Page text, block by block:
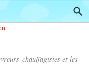
chauffagistes et les